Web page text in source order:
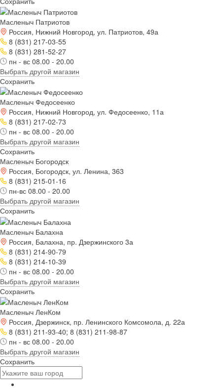
Масленыч Патриотов
Россия, Нижний Новгород, ул. Патриотов, 49а
8 (831) 217-03-55
8 (831) 281-52-27
пн - вс 08.00 - 20.00
Выбрать другой магазин
Сохранить
Масленыч Федосеенко
Россия, Нижний Новгород, ул. Федосеенко, 11а
8 (831) 217-02-73
пн - вс 08.00 - 20.00
Выбрать другой магазин
Сохранить
Масленыч Богородск
Россия, Богородск, ул. Ленина, 363
8 (831) 215-01-16
пн-вс 08.00 - 20.00
Выбрать другой магазин
Сохранить
Масленыч Балахна
Россия, Балахна, пр. Дзержинского 3а
8 (831) 214-90-79
8 (831) 214-10-39
пн - вс 08.00 - 20.00
Выбрать другой магазин
Сохранить
Масленыч ЛенКом
Россия, Дзержинск, пр. Ленинского Комсомола, д. 22а
8 (831) 211-93-40; 8 (831) 211-98-87
пн - вс 08.00 - 20.00
Выбрать другой магазин
Сохранить